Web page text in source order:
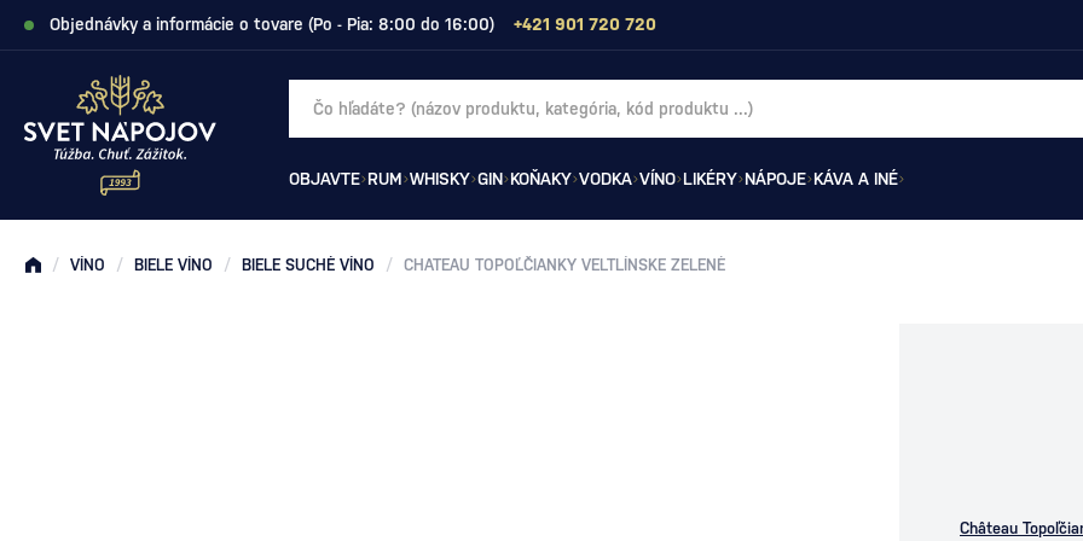
Objednávky a informácie o tovare (Po - Pia: 8:00 do 16:00) +421 901 720 720
OBJAVTE RUM WHISKY GIN KOŇAKY VODKA VÍNO LIKÉRY NÁPOJE KÁVA A INÉ
/ VÍNO / BIELE VÍNO / BIELE SUCHÉ VÍNO / CHATEAU TOPOĽČIANKY VELTLÍNSKE ZELENÉ
Château